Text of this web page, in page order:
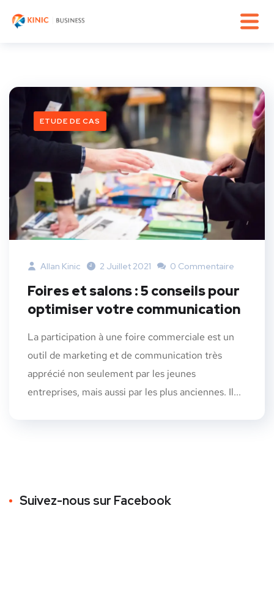
ETUDE DE CAS
Allan Kinic 2 Juillet 2021 0 Commentaire
Foires et salons : 5 conseils pour
optimiser votre communication
La participation à une foire commerciale est un
outil de marketing et de communication très
apprécié non seulement par les jeunes
entreprises, mais aussi par les plus anciennes. Il...
Suivez-nous sur Facebook